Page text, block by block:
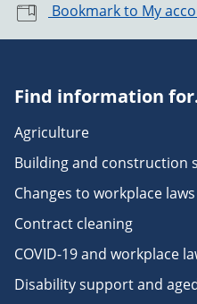
Bookmark to My
Find information
Agriculture
Building and construction
Changes to workplace laws
Contract cleaning
COVID-19 and workplace
Disability support and